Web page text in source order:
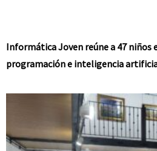
Informática Joven reúne a 47 niños
programación e inteligencia